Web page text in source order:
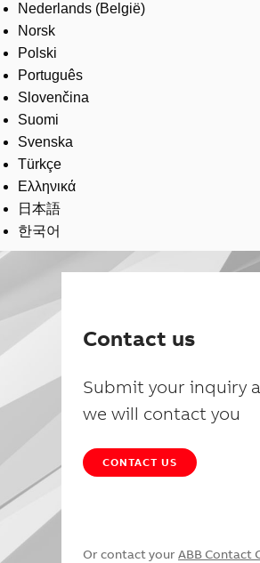
Nederlands (België)
Norsk
Polski
Português
Slovenčina
Suomi
Svenska
Türkçe
Ελληνικά
日本語
한국어
Contact us
Submit your inquiry
we will contact you
CONTACT US
Or contact your ABB Contact